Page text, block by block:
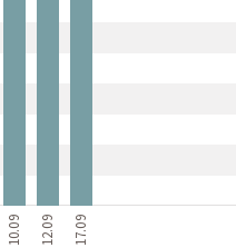
10.09 12.09 17.09